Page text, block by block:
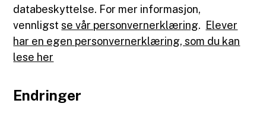
databeskyttelse. For mer informasjon,
vennligstse vår personvernerklæring. Elever
har en egen personvernerklæring, som du kan
lese her
Endringer